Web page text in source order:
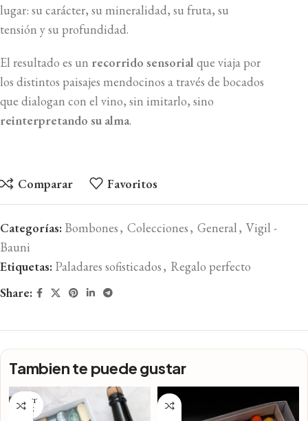
lugar: su carácter, su mineralidad, su fruta, su
tensión y su profundidad.
El resultado es un recorrido sensorial que viaja por
los distintos paisajes mendocinos a través de bocados
que dialogan con el vino, sin imitarlo, sino
reinterpretando su alma.
Comparar Favoritos
Categorías: Bombones, Colecciones, General, Vigil -
Bauni
Etiquetas: Paladares sofisticados, Regalo perfecto
Share:
Tambien te puede gustar
SIN ST
OCK